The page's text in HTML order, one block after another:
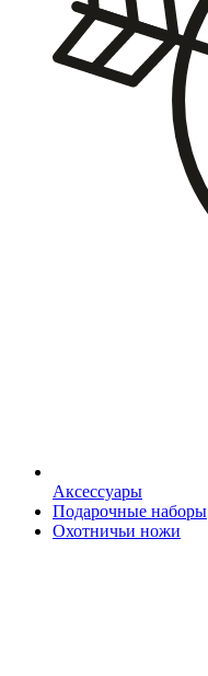
Аксессуары
Подарочные наборы
Охотничьи ножи